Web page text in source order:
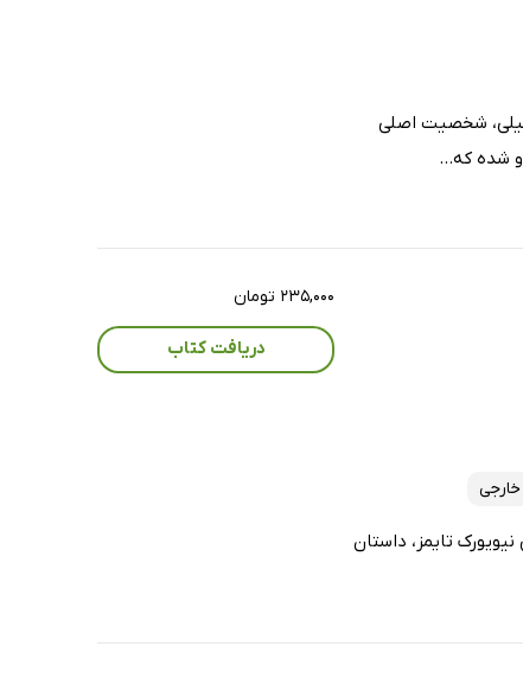
شخصیت اصلی
شده که...
تایمز، داستان
۲۳۵,۰۰۰ تومان
دریافت کتاب